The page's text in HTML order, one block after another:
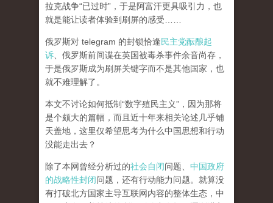
拉克战争“已过时”，于是阿富汗更具吸引力，也
就是能让读者体验到刷屏的感受……
俄罗斯对 telegram 的封锁恰逢民主党酝酿起
诉 、俄罗斯前间谍在英国被毒杀事件余音尚存，
于是俄罗斯成为刷屏关键字而不是其他国家，也
就不难理解了。
本文不讨论如何抵制“数字殖民主义”，因为那将
是个颇大的篇幅，而且近十年来相关论述几乎铺
天盖地，这里仅希望思考为什么中国思想和行动
没能走出去？
除了本网曾经分析过的社会自闭问题、 中国政府
的战略性封闭问题，还有行动能力问题。就算没
有打破北方国家主导互联网内容的整体生态，中